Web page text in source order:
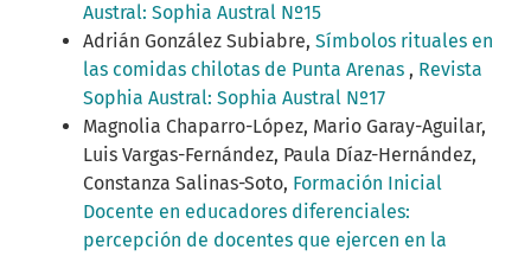
Austral: Sophia Austral Nº15
Adrián González Subiabre, Símbolos rituales en
las comidas chilotas de Punta Arenas , Revista
Sophia Austral: Sophia Austral Nº17
Magnolia Chaparro-López, Mario Garay-Aguilar,
Luis Vargas-Fernández, Paula Díaz-Hernández,
Constanza Salinas-Soto, Formación Inicial
Docente en educadores diferenciales:
percepción de docentes que ejercen en la